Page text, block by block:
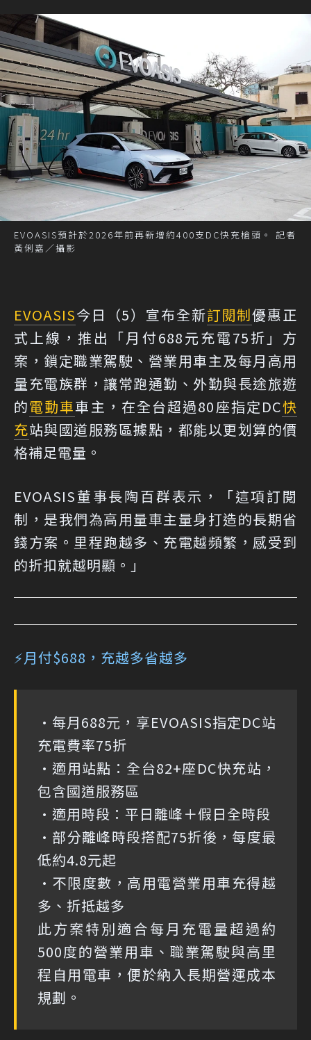
EVOASIS預計於2026年前再新增約400支DC快充槍頭。 記者
黃俐嘉／攝影
EVOASIS今日（5）宣布全新訂閱制優惠正
式上線，推出「月付688元充電75折」方
案，鎖定職業駕駛、營業用車主及每月高用
量充電族群，讓常跑通勤、外勤與長途旅遊
的電動車車主，在全台超過80座指定DC快
充站與國道服務區據點，都能以更划算的價
格補足電量。
EVOASIS董事長陶百群表示，「這項訂閱
制，是我們為高用量車主量身打造的長期省
錢方案。里程跑越多、充電越頻繁，感受到
的折扣就越明顯。」
⚡月付$688，充越多省越多
•每月688元，享EVOASIS指定DC站
充電費率75折
•適用站點：全台82+座DC快充站，
包含國道服務區
•適用時段：平日離峰＋假日全時段
•部分離峰時段搭配75折後，每度最
低約4.8元起
•不限度數，高用電營業用車充得越
多、折抵越多
此方案特別適合每月充電量超過約
500度的營業用車、職業駕駛與高里
程自用電車，便於納入長期營運成本
規劃。